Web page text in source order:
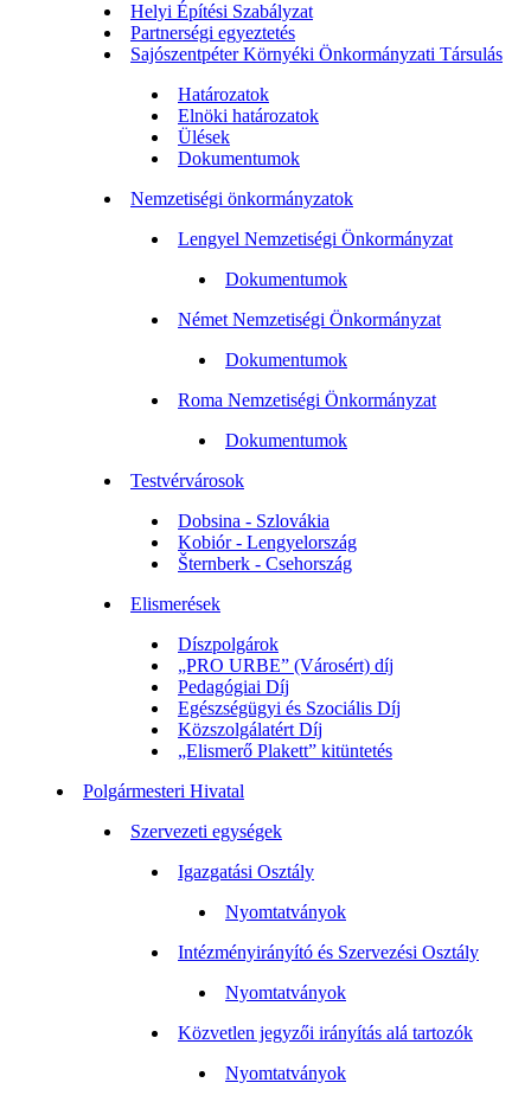
Helyi Építési Szabályzat
Partnerségi egyeztetés
Sajószentpéter Környéki Önkormányzati Társulás
Határozatok
Elnöki határozatok
Ülések
Dokumentumok
Nemzetiségi önkormányzatok
Lengyel Nemzetiségi Önkormányzat
Dokumentumok
Német Nemzetiségi Önkormányzat
Dokumentumok
Roma Nemzetiségi Önkormányzat
Dokumentumok
Testvérvárosok
Dobsina - Szlovákia
Kobiór - Lengyelország
Šternberk - Csehország
Elismerések
Díszpolgárok
„PRO URBE” (Városért) díj
Pedagógiai Díj
Egészségügyi és Szociális Díj
Közszolgálatért Díj
„Elismerő Plakett” kitüntetés
Polgármesteri Hivatal
Szervezeti egységek
Igazgatási Osztály
Nyomtatványok
Intézményirányító és Szervezési Osztály
Nyomtatványok
Közvetlen jegyzői irányítás alá tartozók
Nyomtatványok